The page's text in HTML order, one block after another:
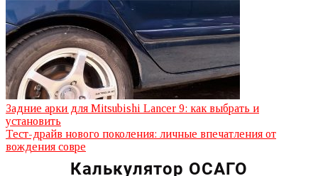
Задние арки для Mitsubishi Lancer 9: как выбрать и
установить
Тест-драйв нового поколения: личные впечатления от
вождения совре